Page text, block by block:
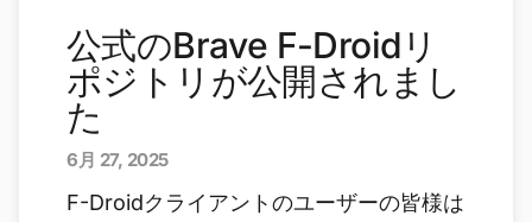
公式のBrave F-Droidリ
ポジトリが公開されまし
た
6月 27, 2025
F-Droidクライアントのユーザーの皆様は